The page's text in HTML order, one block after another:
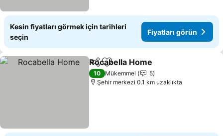
Kesin fiyatları görmek için tarihleri
seçin
Fiyatları görün
PaylaşFavorilerime ekle
Rocabella Home
10 Mükemmel
5
Şehir merkezi 0.1 km uzaklıkta